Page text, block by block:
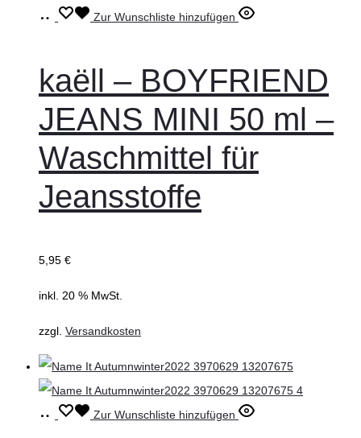
WeiterlesenZur Wunschliste hinzufügen
kaëll – BOYFRIEND
JEANS MINI 50 ml –
Waschmittel für
Jeansstoffe
5,95 €
inkl. 20 % MwSt.
zzgl. Versandkosten
Ausführung
Dieses Zur Wunschliste hinzufügen